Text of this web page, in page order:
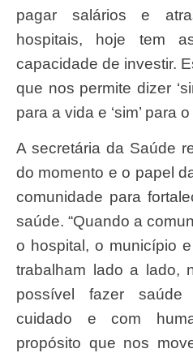
pagar salários e
hospitais, hoje tem
capacidade de investir.
que nos permite dizer
para a vida e ‘sim’ para
A secretária da Saúde ressaltou a importância
do momento e o papel
comunidade para
saúde. “Quando a
o hospital, o município
trabalham lado a lado,
possível fazer
cuidado e com
propósito que nos